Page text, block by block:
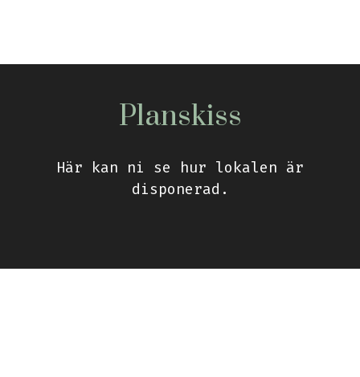
Planskiss
Här kan ni se hur lokalen är
disponerad.